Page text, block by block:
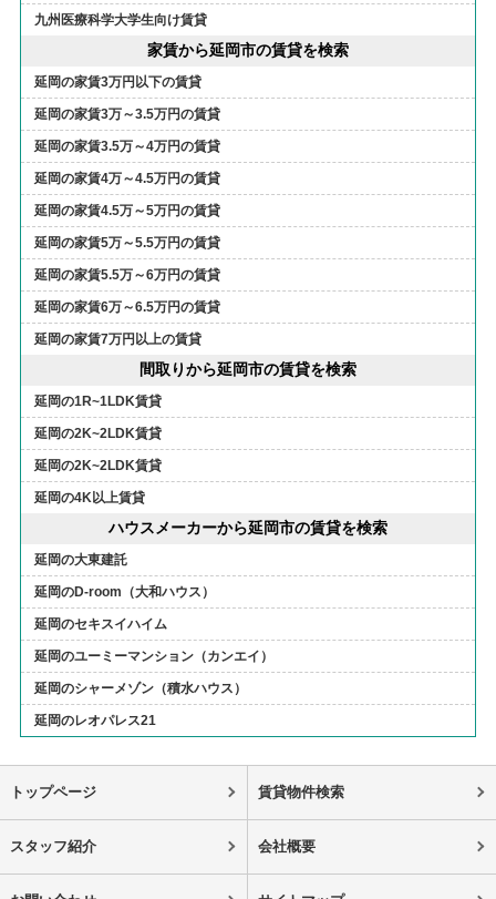
九州医療科学大学生向け賃貸
家賃から延岡市の賃貸を検索
延岡の家賃3万円以下の賃貸
延岡の家賃3万～3.5万円の賃貸
延岡の家賃3.5万～4万円の賃貸
延岡の家賃4万～4.5万円の賃貸
延岡の家賃4.5万～5万円の賃貸
延岡の家賃5万～5.5万円の賃貸
延岡の家賃5.5万～6万円の賃貸
延岡の家賃6万～6.5万円の賃貸
延岡の家賃7万円以上の賃貸
間取りから延岡市の賃貸を検索
延岡の1R~1LDK賃貸
延岡の2K~2LDK賃貸
延岡の2K~2LDK賃貸
延岡の4K以上賃貸
ハウスメーカーから延岡市の賃貸を検索
延岡の大東建託
延岡のD-room（大和ハウス）
延岡のセキスイハイム
延岡のユーミーマンション（カンエイ）
延岡のシャーメゾン（積水ハウス）
延岡のレオパレス21
トップページ 賃貸物件検索
スタッフ紹介 会社概要